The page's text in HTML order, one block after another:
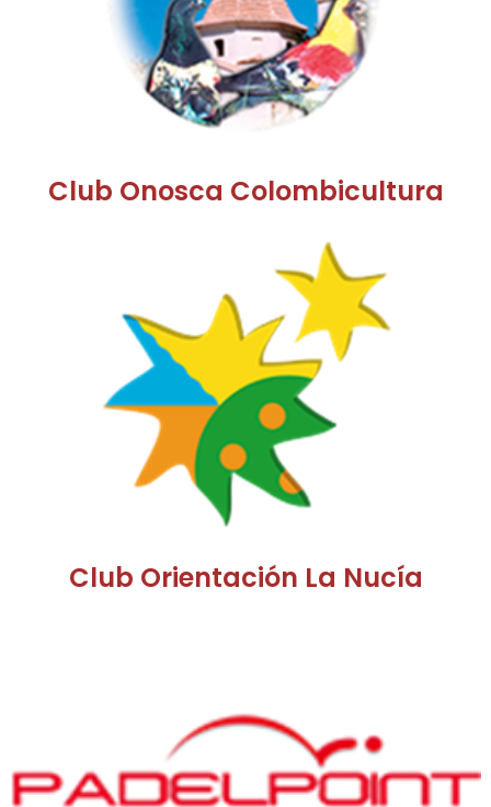
Club Onosca Colombicultura
Club Orientación La Nucía